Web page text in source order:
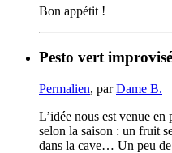
Bon appétit !
Pesto vert
Permalien, parDame B.
L’idée nous est venue
selon la saison : un fruit
dans la cave… Un peu de